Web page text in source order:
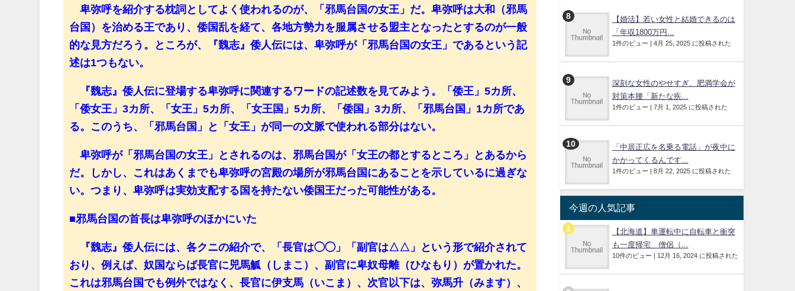
卑弥呼を紹介する枕詞としてよく使われるのが、「邪馬台国の女王」だ。卑弥呼は大和（邪馬
台国）を治める王であり、倭国乱を経て、各地方勢力を服属させる盟主となったとするのが一般
的な見方だろう。ところが、『魏志』倭人伝には、卑弥呼が「邪馬台国の女王」であるという記
述は1つもない。
『魏志』倭人伝に登場する卑弥呼に関連するワードの記述数を見てみよう。「倭王」5カ所、
「倭女王」3カ所、「女王」5カ所、「女王国」5カ所、「倭国」3カ所、「邪馬台国」1カ所であ
る。このうち、「邪馬台国」と「女王」が同一の文脈で使われる部分はない。
卑弥呼が「邪馬台国の女王」とされるのは、邪馬台国が「女王の都とするところ」とあるから
だ。しかし、これはあくまでも卑弥呼の宮殿の場所が邪馬台国にあることを示しているに過ぎな
い。つまり、卑弥呼は実効支配する国を持たない倭国王だった可能性がある。
■邪馬台国の首長は卑弥呼のほかにいた
『魏志』倭人伝には、各クニの紹介で、「長官は◯◯」「副官は△△」という形で紹介されて
おり、例えば、奴国ならば長官に兕馬觚（しまこ）、副官に卑奴母離（ひなもり）が置かれた。
これは邪馬台国でも例外ではなく、長官に伊支馬（いこま）、次官以下は、弥馬升（みます）、
【婚活】若い女性と結婚できるのは
「年収1800万円...
1件のビュー 4月 25, 2025 に投稿された
深刻な女性のやせすぎ、肥満学会が
対策本腰「新たな疾...
1件のビュー 7月 1, 2025 に投稿された
「中居正広を名乗る電話」が夜中に
かかってくるんです...
1件のビュー 8月 22, 2025 に投稿された
今週の人気記事
【北海道】車運転中に自転車と衝突
も一度帰宅 僧侶（...
10件のビュー 12月 16, 2024 に投稿された